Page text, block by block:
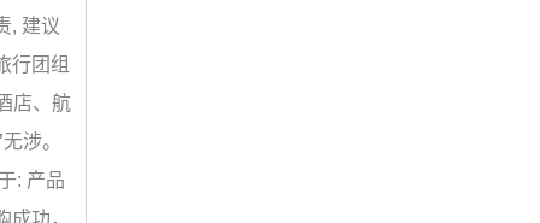
, 建议
行团组
店、航
无涉。
: 产品